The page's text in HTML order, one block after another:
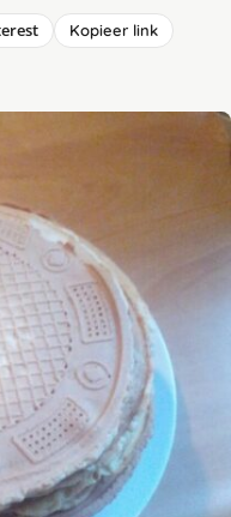
Kopieer link